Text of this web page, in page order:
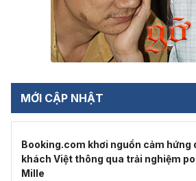
MỚI CẬP NHẬT
Booking.com khơi nguồn cảm hứng
khách Việt thông qua trải nghiệm
Mille